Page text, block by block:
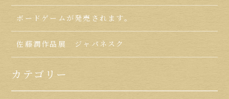
ボードゲームが発売されます。
佐藤潤作品展 ジャパネスク
カテゴリー